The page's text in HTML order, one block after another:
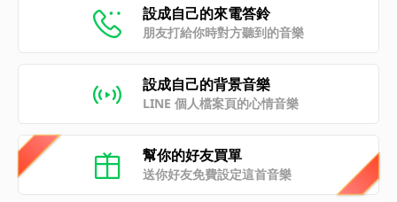
設成自己的來電答鈴
朋友打給你時對方聽到的音樂
設成自己的背景音樂
LINE 個人檔案頁的心情音樂
幫你的好友買單
送你好友免費設定這首音樂